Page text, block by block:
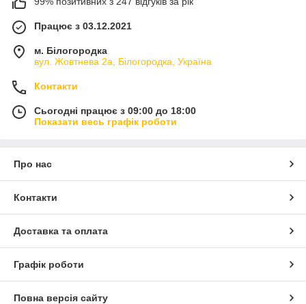
Працює з 03.12.2021
м. Білогородка
вул. Жовтнева 2а, Білогородка, Україна
Контакти
Сьогодні працює з 09:00 до 18:00
Показати весь графік роботи
Про нас
Контакти
Доставка та оплата
Графік роботи
Повна версія сайту